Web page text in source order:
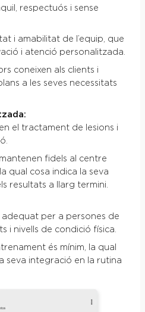
respectuós i sense
i amabilitat de l’equip, que
i atenció personalitzada.
coneixen als clients i
a les seves necessitats
el tractament de lesions i
fidels al centre
qual cosa indica la seva
resultats a llarg termini.
adequat per a persones de
i nivells de condició física.
és mínim, la qual
seva integració en la rutina